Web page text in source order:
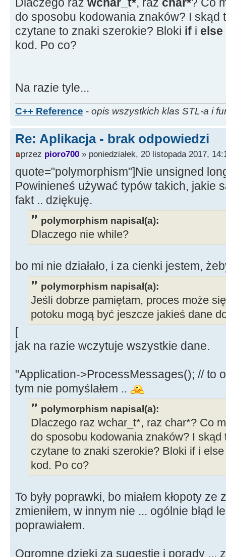
for( ;;)
//główna pętla
{
if ( exit
break;
PeekNamedPipe(
//check to see if
read from stdout
if
(bRead!=0)
{
bzero
if
aVail
{
while (bRead
ReadFile(
//"wyłapuję" dane wyjściowe
mess=
pos=mess.
while (pos
>Add(mess.SubString
dane do Memo
pos);
pos
}
>Add(mess);
}
Dlaczego raz wchar_t*, raz char*? Co
do sposobu kodowania znaków? I skąd
czytane to znaki szerokie? Bloki if i else
kod. Po co?
Na razie tyle...
C++ Reference - opis wszystkich klas STL-a i
Re: Aplikacja - brak odpowiedzi
przez pioro700 » poniedziałek, 20 listopada 2017,
quote="polymorphism"]Nie unsigned
Powinieneś używać typów takich, jakie
fakt .. dziękuję.
polymorphism napisał(a):
Dlaczego nie while?
bo mi nie działało, i za cienki jestem,
polymorphism napisał(a):
Jeśli dobrze pamiętam, proces może
potoku mogą być jeszcze jakieś dane
[
jak na razie wczytuje wszystkie dane.
"Application->ProcessMessages(); // to
tym nie pomyślałem ..
polymorphism napisał(a):
Dlaczego raz wchar_t*, raz char*? Co
do sposobu kodowania znaków? I
czytane to znaki szerokie? Bloki if i
kod. Po co?
To były poprawki, bo miałem kłopoty
zmieniłem, w innym nie ... ogólnie błąd
poprawiałem.
Ogromne dzięki za sugestie i porady ...